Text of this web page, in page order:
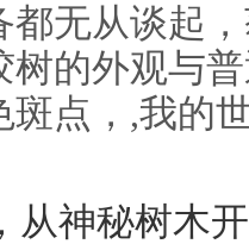
都无从谈起
树的外观与
斑点，,我的
从神秘树木